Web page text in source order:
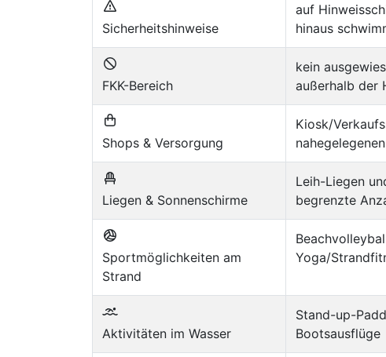
Sicherheitshinweise
auf
hinaus
FKK-Bereich
kein
außerhalb der
Shops & Versorgung
Kiosk/
Liegen & Sonnenschirme
Leih-Liegen
begrenzte
Sportmöglichkeiten am
Strand
Yoga/
Aktivitäten im Wasser
Stand-up-
Bootsausflüge